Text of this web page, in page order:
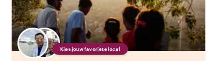
Kies jouw favoriete local